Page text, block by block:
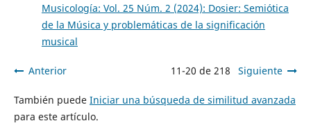
Musicología: Vol. 25 Núm. 2 (2024): Dosier: Semiótica
de la Música y problemáticas de la significación
musical
Anterior 11-20 de 218 Siguiente
También puede Iniciar una búsqueda de similitud avanzada
para este artículo.